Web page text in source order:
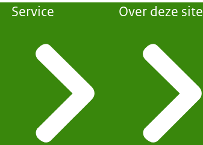
Service Over deze site